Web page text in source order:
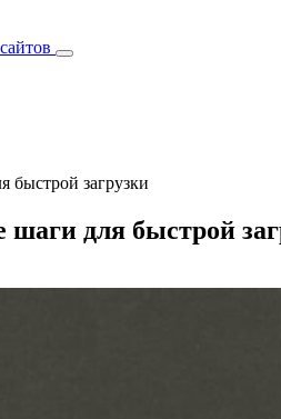
быстрой загрузки
для быстрой